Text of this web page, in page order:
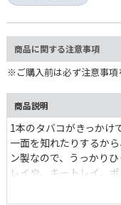
商品に関する注意事項
※ご購入前は必ず注意事項
商品説明
1本のタバコがきっかけ
一面を知れたりするか
ン製なので、うっかり
レイや、キートレイ、